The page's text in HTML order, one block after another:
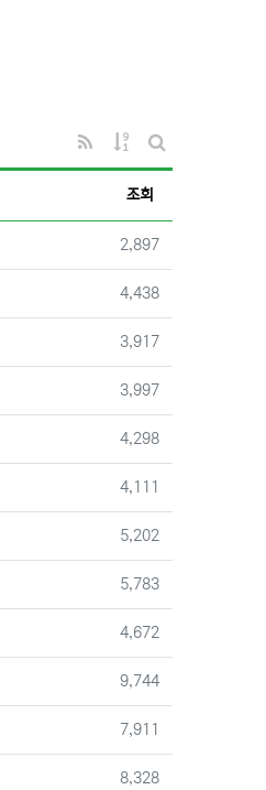
RSS
게시물 정렬
게시판 검색
조회
조회
2,897
조회
4,438
조회
3,917
조회
3,997
조회
4,298
조회
4,111
조회
5,202
조회
5,783
조회
4,672
조회
9,744
조회
7,911
조회
8,328